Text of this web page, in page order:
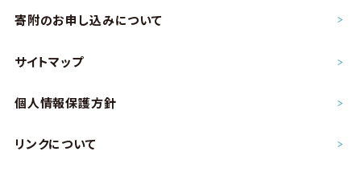
寄附のお申し込みについて
サイトマップ
個人情報保護方針
リンクについて